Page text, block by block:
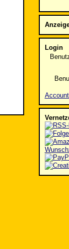
Login